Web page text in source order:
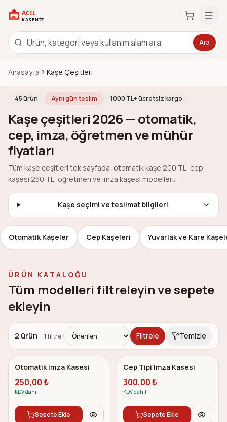
Ara
Anasayfa Kaşe Çeşitleri
45ürün Aynı gün teslim 1000 TL+ ücretsiz kargo
Kaşe çeşitleri 2026 — otomatik,
cep, imza, öğretmen ve mühür
fiyatları
Tüm kaşe çeşitleri tek sayfada: otomatik kaşe 200 TL, cep
kaşesi 250 TL, öğretmen ve imza kaşesi modelleri.
Kaşe seçimi ve teslimat bilgileri
Otomatik Kaşeler Cep Kaşeleri Yuvarlak ve Kare
ÜRÜN KATALOĞU
Tüm modelleri filtreleyin ve sepete
ekleyin
2 ürün ·1filtre Filtrele Temizle
Çok Satan
5.0
Otomatik Imza Kasesi
250,00₺
KDV dahil
Sepete Ekle
Cep Tipi Imza Kasesi
300,00₺
KDV dahil
Sepete Ekle